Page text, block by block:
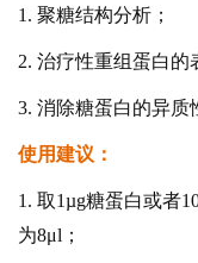
1. 聚糖结构分析；
2. 治疗性重组蛋白的
3. 消除糖蛋白的异质
使用建议：
1. 取1µg糖蛋白或者
为8μl；